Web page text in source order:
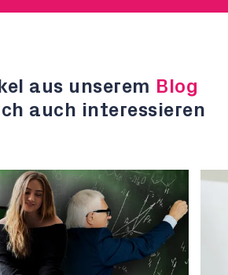
aus unserem Blog
auch interessieren